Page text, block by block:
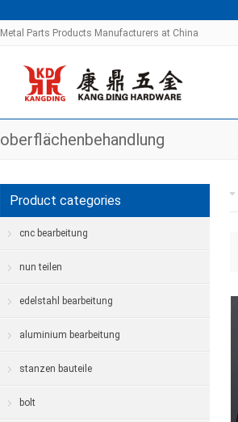
Metal Parts Products Manufacturers at China
oberflächenbehandlung
Product categories
cnc bearbeitung
nun teilen
edelstahl bearbeitung
aluminium bearbeitung
stanzen bauteile
bolt